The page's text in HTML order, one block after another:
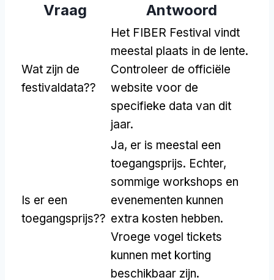
Vraag Antwoord
Wat zijn de
festivaldata??
Het FIBER Festival vindt
meestal plaats in de lente.
Controleer de officiële
website voor de
specifieke data van dit
jaar.
Is er een
toegangsprijs??
Ja, er is meestal een
toegangsprijs. Echter,
sommige workshops en
evenementen kunnen
extra kosten hebben.
Vroege vogel tickets
kunnen met korting
beschikbaar zijn.